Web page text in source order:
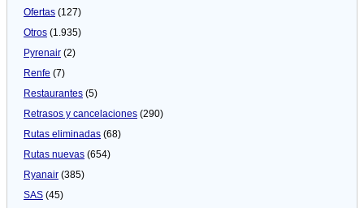
Ofertas (127)
Otros (1.935)
Pyrenair (2)
Renfe (7)
Restaurantes (5)
Retrasos y cancelaciones (290)
Rutas eliminadas (68)
Rutas nuevas (654)
Ryanair (385)
SAS (45)